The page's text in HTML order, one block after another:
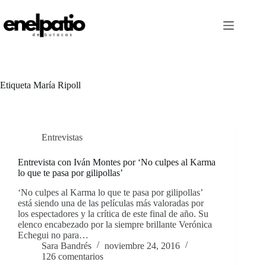
contenido
Etiqueta María Ripoll
Entrevistas
Entrevista con Iván Montes por ‘No culpes al Karma
lo que te pasa por gilipollas’
‘No culpes al Karma lo que te pasa por gilipollas’
está siendo una de las películas más valoradas por
los espectadores y la crítica de este final de año. Su
elenco encabezado por la siempre brillante Verónica
Echegui no para…
Sara Bandrés
noviembre 24, 2016
126 comentarios